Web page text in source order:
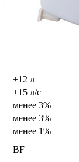
±12 л
±15 л/с
менее 3%
менее 3%
менее 1%
BF